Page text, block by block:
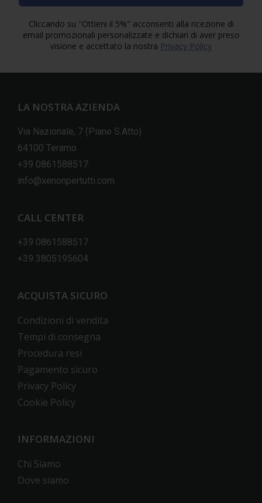
Cliccando su "Ottieni il 5%" acconsenti alla ricezione di
email promozionali personalizzate e dichiari di aver preso
visione e accettato la nostra Privacy Policy
LA NOSTRA AZIENDA
Via Nazionale, 7 (Piane S.Atto)
64100 Teramo
+39 0861588517
info@xenonpertutti.com
CALL CENTER
+39 0861588517
+39 3805195604
ACQUISTA SICURO
Condizioni di vendita
Tempi di consegna
Procedura resi
Pagamento sicuro
Privacy Policy
Cookie Policy
INFORMAZIONI
Chi Siamo
Dove siamo